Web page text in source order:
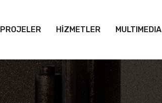
PROJELER HİZMETLER MULTIMEDIA